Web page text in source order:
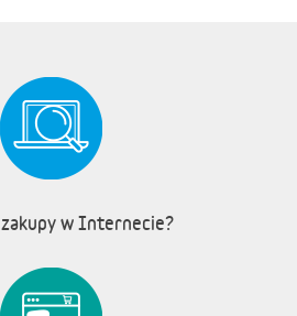
zakupy w Internecie?